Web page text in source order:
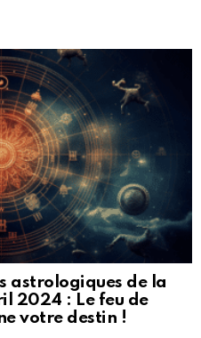
astrologiques de la
2024 : Le feu de
votre destin !